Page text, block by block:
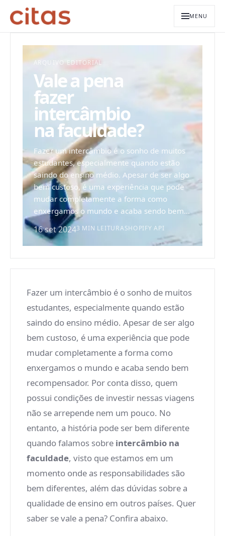
MENU
ARQUIVO EDITORIAL
Vale a pena
fazer
intercâmbio
na faculdade?
Fazer um intercâmbio é o sonho de muitos
estudantes, especialmente quando estão
saindo do ensino médio. Apesar de ser algo
bem custoso, é uma experiência que pode
mudar completamente a forma como
enxergamos o mundo e acaba sendo bem...
16 set 20243 MIN LEITURASHOPIFY API
Fazer um intercâmbio é o sonho de muitos
estudantes, especialmente quando estão
saindo do ensino médio. Apesar de ser algo
bem custoso, é uma experiência que pode
mudar completamente a forma como
enxergamos o mundo e acaba sendo bem
recompensador. Por conta disso, quem
possui condições de investir nessas viagens
não se arrepende nem um pouco. No
entanto, a história pode ser bem diferente
quando falamos sobre intercâmbio na
faculdade, visto que estamos em um
momento onde as responsabilidades são
bem diferentes, além das dúvidas sobre a
qualidade de ensino em outros países. Quer
saber se vale a pena? Confira abaixo.